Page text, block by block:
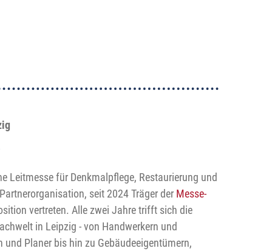
Leitmesse für Denkmalpflege, Restaurierung und
seit 2024 Träger der Messe-
vertreten. Alle zwei Jahre trifft sich die
in Leipzig - von Handwerkern und
und Planer bis hin zu Gebäudeeigentümern,